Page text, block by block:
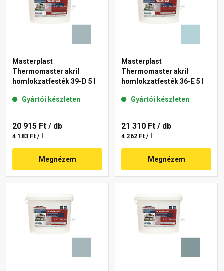
Masterplast
Thermomaster akril
homlokzatfesték 39-D 5 l
Gyártói készleten
20 915 Ft / db
4 183 Ft / l
Megnézem
Masterplast
Thermomaster akril
homlokzatfesték 36-E 5 l
Gyártói készleten
21 310 Ft / db
4 262 Ft / l
Megnézem